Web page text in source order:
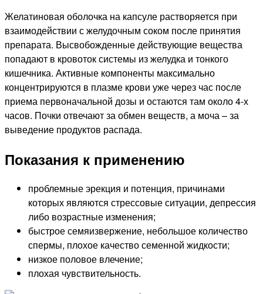
Желатиновая оболочка на капсуле растворяется при
взаимодействии с желудочным соком после принятия
препарата. Высвобожденные действующие вещества
попадают в кровоток системы из желудка и тонкого
кишечника. Активные компоненты максимально
концентрируются в плазме крови уже через час после
приема первоначальной дозы и остаются там около 4-х
часов. Почки отвечают за обмен веществ, а моча – за
выведение продуктов распада.
Показания к применению
проблемные эрекция и потенция, причинами
которых являются стрессовые ситуации, депрессия
либо возрастные изменения;
быстрое семяизвержение, небольшое количество
спермы, плохое качество семенной жидкости;
низкое половое влечение;
плохая чувствительность.